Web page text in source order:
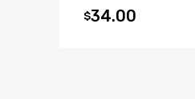
$34.00